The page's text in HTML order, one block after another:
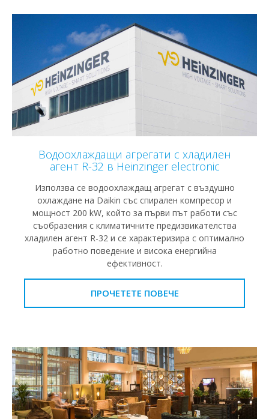
Водоохлаждащи агрегати с хладилен
агент R-32 в Heinzinger electronic
Използва се водоохлаждащ агрегат с въздушно
охлаждане на Daikin със спирален компресор и
мощност 200 kW, който за първи път работи със
съобразения с климатичните предизвикателства
хладилен агент R-32 и се характеризира с оптимално
работно поведение и висока енергийна
ефективност.
ПРОЧЕТЕТЕ ПОВЕЧЕ